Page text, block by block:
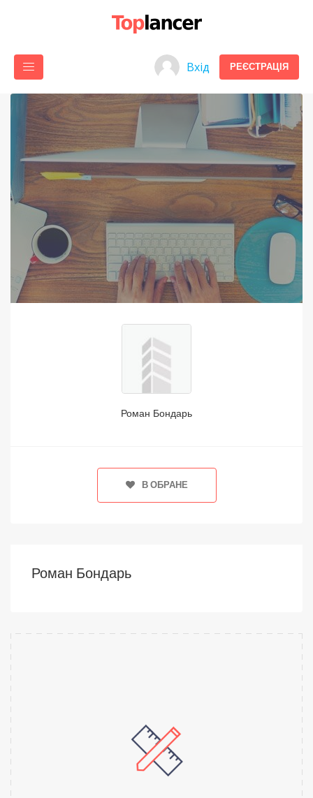
Вхід РЕЄСТРАЦІЯ
Роман Бондарь
В ОБРАНЕ
Роман Бондарь